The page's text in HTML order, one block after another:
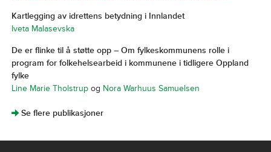
Kartlegging av idrettens betydning i Innlandet
Iveta Malasevska
De er flinke til å støtte opp – Om fylkeskommunens rolle i
program for folkehelsearbeid i kommunene i tidligere Oppland
fylke
Line Marie Tholstrupog Nora Warhuus Samuelsen
]Se flere publikasjoner